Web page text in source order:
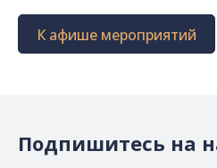
К афише мероприятий
Подпишитесь на